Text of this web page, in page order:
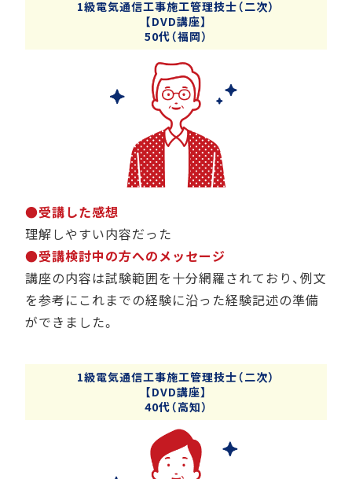
1級電気通信工事施工管理技士（二次）
【DVD講座】
50代（福岡）
●受講した感想
理解しやすい内容だった
●受講検討中の方へのメッセージ
講座の内容は試験範囲を十分網羅されており、例文
を参考にこれまでの経験に沿った経験記述の準備
ができました。
1級電気通信工事施工管理技士（二次）
【DVD講座】
40代（高知）